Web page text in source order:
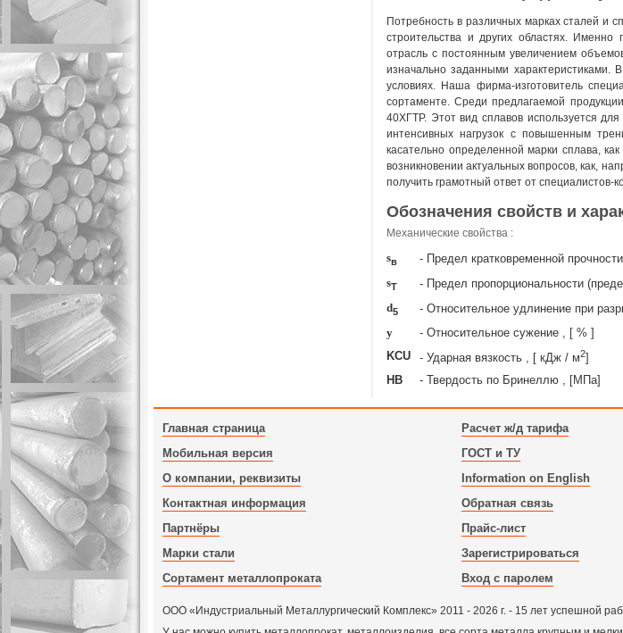
Потребность в различных марках сталей и
строительства и других областях. Именно
отрасль с постоянным увеличением
изначально заданными характеристиками.
условиях. Наша фирма-изготовитель
сортаменте. Среди предлагаемой
40ХГТР. Этот вид сплавов используется
интенсивных нагрузок с повышенным
касательно определенной марки сплава,
возникновении актуальных вопросов, как,
получить грамотный ответ от специалистов-
Обозначения свойств и
Механические свойства :
sв
- Предел кратковременной
sT
- Предел пропорциональности
d5
- Относительное удлинение при
y
- Относительное сужение , [ % ]
KCU
- Ударная вязкость , [ кДж / м2]
HB
- Твердость по Бринеллю , [МПа]
Главная страница
Мобильная версия
О компании, реквизиты
Контактная информация
Партнёры
Марки стали
Сортамент металлопроката
Расчет ж/д тарифа
ГОСТ и ТУ
Information on English
Обратная связь
Прайс-лист
Зарегистрироваться
Вход с паролем
ООО «Индустриальный Металлургический Комплекс» 2011 - 2026 г. - 15 лет успешной